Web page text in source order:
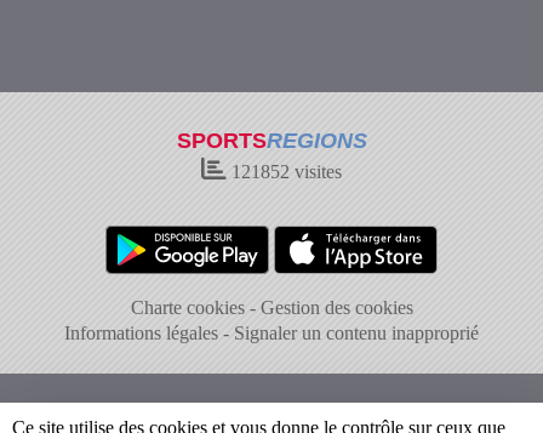
SPORTSREGIONS
121852 visites
Charte cookies
Gestion des cookies
Informations légales
Signaler un contenu inapproprié
Ce site utilise des cookies et vous donne le contrôle sur ceux que